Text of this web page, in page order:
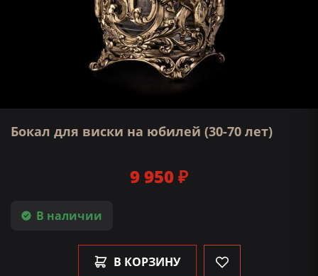
Бокал для виски на юбилей (30-70 лет)
В наличии
9 950 ₽
В КОРЗИНУ